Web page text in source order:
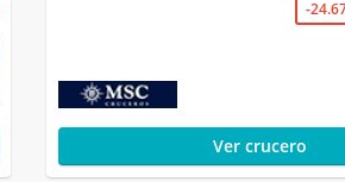
-
Ver crucero